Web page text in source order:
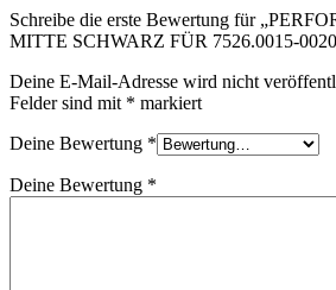
Schreibe die erste Bewertung für
MITTE SCHWARZ FÜR 7526.0015-
Deine E-Mail-Adresse wird nicht
Felder sind mit * markiert
Deine Bewertung *
Deine Bewertung *